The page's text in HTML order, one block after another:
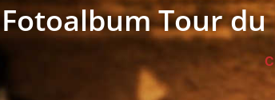
Fotoalbum Tour